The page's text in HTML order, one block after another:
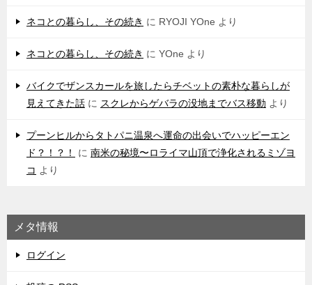
ネコとの暮らし、その続き に RYOJI YOne より
ネコとの暮らし、その続き に YOne より
バイクでザンスカールを旅したらチベットの素朴な暮らしが
見えてきた話 に スクレからゲバラの没地までバス移動 より
プーンヒルからタトパニ温泉へ運命の出会いでハッピーエン
ド？！？！
に 南米の秘境〜ロライマ山頂で浄化されるミゾヨ
コ より
メタ情報
ログイン